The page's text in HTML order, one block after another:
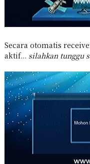
Secara otomatis
aktif... silahkan tunggu